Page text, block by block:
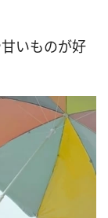
いものが好